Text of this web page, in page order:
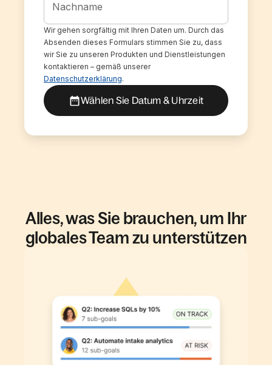
Nachname
Wir gehen sorgfältig mit Ihren Daten um. Durch das
Absenden dieses Formulars stimmen Sie zu, dass
wir Sie zu unseren Produkten und Dienstleistungen
kontaktieren – gemäß unserer
Datenschutzerklärung.
Wählen Sie Datum & Uhrzeit
Alles, was Sie brauchen, um Ihr
globales Team zu unterstützen